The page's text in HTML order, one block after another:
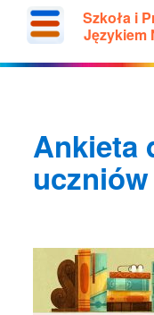
Szkoła i
Językiem
Ankieta